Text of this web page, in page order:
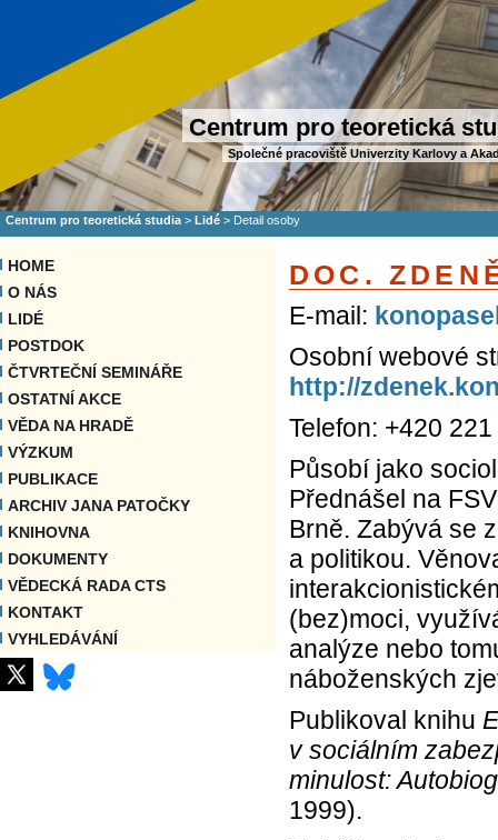
Centrum pro teoretická
Společné pracoviště Univerzity Karlovy a
Centrum pro teoretická studia > Lidé > Detail osoby
HOME
O NÁS
LIDÉ
POSTDOK
ČTVRTEČNÍ SEMINÁŘE
OSTATNÍ AKCE
VĚDA NA HRADĚ
VÝZKUM
PUBLIKACE
ARCHIV JANA PATOČKY
KNIHOVNA
DOKUMENTY
VĚDECKÁ RADA CTS
KONTAKT
VYHLEDÁVÁNÍ
DOC.
E-mail:
Osobní webové
http://
Telefon: +420
Působí jako
Přednášel na
Brně. Zabývá se
a politikou.
(bez)moci,
analýze nebo
náboženských
Publikoval knihu
v sociálním
minulost:
1999).